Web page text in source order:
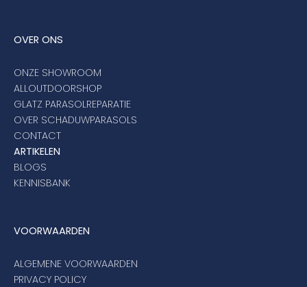
OVER ONS
ONZE SHOWROOM
ALLOUTDOORSHOP
GLATZ PARASOLREPARATIE
OVER SCHADUWPARASOLS
CONTACT
ARTIKELEN
BLOGS
KENNISBANK
VOORWAARDEN
ALGEMENE VOORWAARDEN
PRIVACY POLICY